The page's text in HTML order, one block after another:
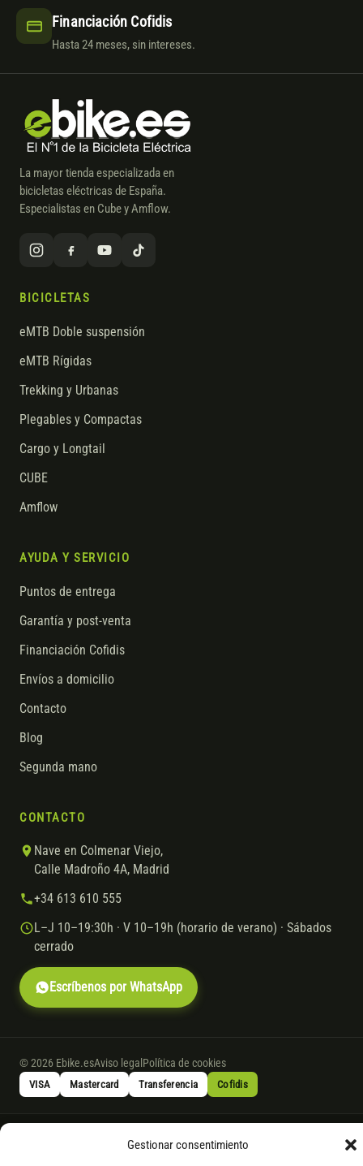
Gestionar consentimiento
Financiación Cofidis
Hasta 24 meses, sin intereses.
La mayor tienda especializada en
bicicletas eléctricas de España.
Especialistas en Cube y Amflow.
BICICLETAS
eMTB Doble suspensión
eMTB Rígidas
Trekking y Urbanas
Plegables y Compactas
Cargo y Longtail
CUBE
Amflow
AYUDA Y SERVICIO
Puntos de entrega
Garantía y post-venta
Financiación Cofidis
Envíos a domicilio
Contacto
Blog
Segunda mano
CONTACTO
Nave en Colmenar Viejo,
Calle Madroño 4A, Madrid
+34 613 610 555
L–J 10–19:30h · V 10–19h (horario de verano) · Sábados
cerrado
Escríbenos por WhatsApp
© 2026 Ebike.esAviso legal Política de cookies
VISA Mastercard Transferencia Cofidis
Gasto de apertura: 4% hasta 18 meses y 7% a 24 meses. Consulta